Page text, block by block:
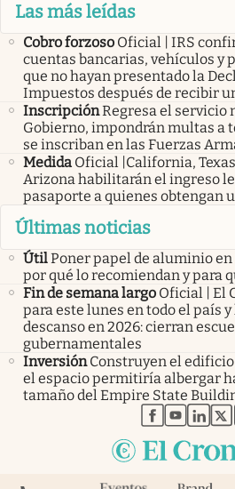
Las más leídas
Cobro forzoso Oficial | IRS
cuentas bancarias, vehículos y
que no hayan presentado la
Impuestos después de recibir
InscripciónRegresa el servicio
Gobierno, impondrán multas a
se inscriban en las Fuerzas
Medida Oficial |California,
Arizona habilitarán el ingreso
pasaporte a quienes obtengan
Últimas noticias
ÚtilPoner papel de aluminio en
por qué lo recomiendan y para
Fin de semana largo Oficial | El
para este lunes en todo el país
descanso en 2026: cierran
gubernamentales
Inversión Construyen el
el espacio permitiría albergar
tamaño del Empire State
abre enabre en